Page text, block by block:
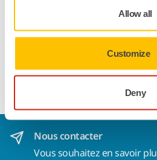
Allow all
Customize
Deny
Puis-je fixer une date de
Vous ne pouvez pas fixer votre
livraison, sauf si cela est
Voir plus
Nous contacter
Vous souhaitez en savoir